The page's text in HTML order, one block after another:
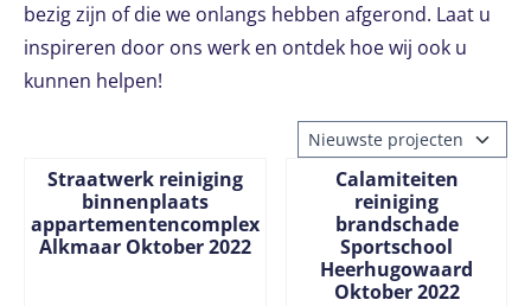
bezig zijn of die we onlangs hebben afgerond. Laat u
inspireren door ons werk en ontdek hoe wij ook u
kunnen helpen!
Sorteermethode
Straatwerk reiniging
binnenplaats
appartementencomplex
Alkmaar Oktober 2022
Calamiteiten
reiniging
brandschade
Sportschool
Heerhugowaard
Oktober 2022